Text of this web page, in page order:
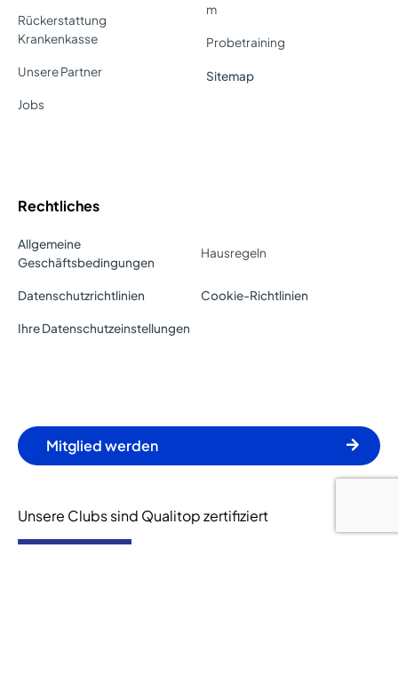
Rückerstattung
Krankenkasse
Unsere Partner
Jobs
m
Probetraining
Sitemap
Rechtliches
Allgemeine
Geschäftsbedingungen
Hausregeln
Datenschutzrichtlinien Cookie-Richtlinien
Ihre Datenschutzeinstellungen
Mitglied werden
Unsere Clubs sind Qualitop zertifiziert